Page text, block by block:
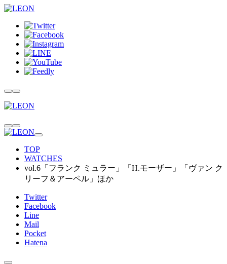
TOP
WATCHES
vol.6「フランク ミュラー」「H.モーザー」「ヴァン ク
リーフ＆アーペル」ほか
Twitter
Facebook
Line
Mail
Pocket
Hatena